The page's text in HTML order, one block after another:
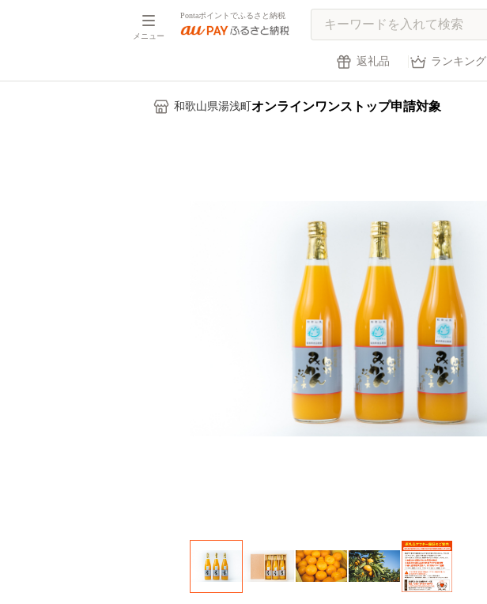
メニュー
Pontaポイントでふるさと納税
返礼品 ランキング
和歌山県湯浅町 オンラインワンストップ申請対象